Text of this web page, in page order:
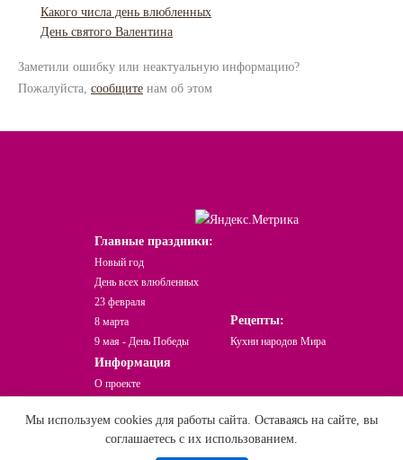
Какого числа день влюбленных
День святого Валентина
Заметили ошибку или неактуальную информацию?
Пожалуйста, сообщите нам об этом
Мы используем cookies для работы сайта. Оставаясь на сайте, вы
соглашаетесь с их использованием.
Главные праздники:
Новый год
День всех влюбленных
23 февраля
8 марта
9 мая - День Победы
Рецепты:
Кухни народов Мира
Информация
О проекте
Праздники Онлайн © При использовании
и перепечатке материала активная ссылка